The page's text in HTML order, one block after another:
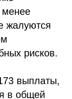
менее
жалуются
рисков.
выплаты,
в общей